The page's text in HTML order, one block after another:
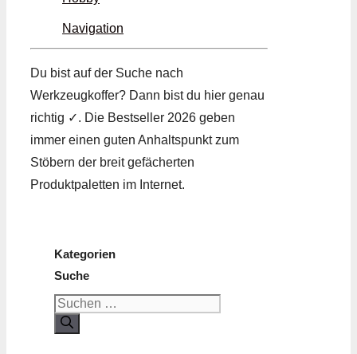
Navigation
Du bist auf der Suche nach
Werkzeugkoffer? Dann bist du hier genau
richtig ✓. Die Bestseller 2026 geben
immer einen guten Anhaltspunkt zum
Stöbern der breit gefächerten
Produktpaletten im Internet.
Kategorien
Suche
Suchen
nach: